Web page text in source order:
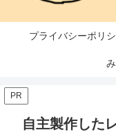
プライバシーポリ
PR
自主製作した